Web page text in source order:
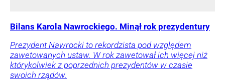
Bilans Karola Nawrockiego. Minął rok prezydentury
Prezydent Nawrocki to rekordzista pod względem
zawetowanych ustaw. W rok zawetował ich więcej niż
którykolwiek z poprzednich prezydentów w czasie
swoich rządów.